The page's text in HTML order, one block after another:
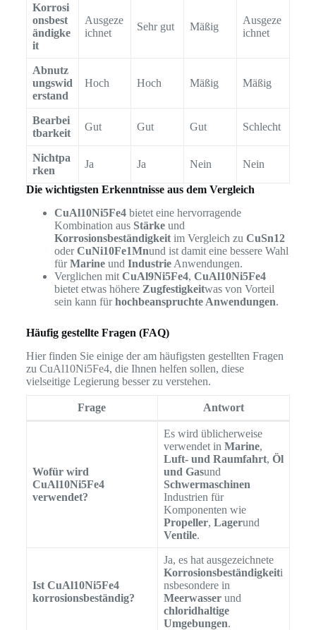
Korrosi
onsbest
ändigke
it
Ausgeze
ichnet
Sehr gut Mäßig
Ausgeze
ichnet
Abnutz
ungswid
erstand
Hoch Hoch Mäßig Mäßig
Bearbei
tbarkeit
Gut Gut Gut Schlecht
Nichtpa
rken
Ja Ja Nein Nein
Die wichtigsten Erkenntnisse aus dem Vergleich
CuAl10Ni5Fe4bietet eine hervorragende
Kombination aus Stärkeund
Korrosionsbeständigkeitim Vergleich zu CuSn12
oderCuNi10Fe1Mnund ist damit eine bessere Wahl
fürMarineund IndustrieAnwendungen.
Verglichen mit CuAl9Ni5Fe4, CuAl10Ni5Fe4
bietet etwas höhere Zugfestigkeitwas von Vorteil
sein kann fürhochbeanspruchte Anwendungen.
Häufig gestellte Fragen (FAQ)
Hier finden Sie einige der am häufigsten gestellten Fragen
zu CuAl10Ni5Fe4, die Ihnen helfen sollen, diese
vielseitige Legierung besser zu verstehen.
Frage Antwort
Wofür wird
CuAl10Ni5Fe4
verwendet?
Es wird üblicherweise
verwendet in Marine,
Luft- und Raumfahrt, Öl
und Gasund
Schwermaschinen
Industrien für
Komponenten wie
Propeller, Lagerund
Ventile.
Ist CuAl10Ni5Fe4
korrosionsbeständig?
Ja, es hat ausgezeichnete
Korrosionsbeständigkeiti
nsbesondere in
Meerwasserund
chloridhaltige
Umgebungen.